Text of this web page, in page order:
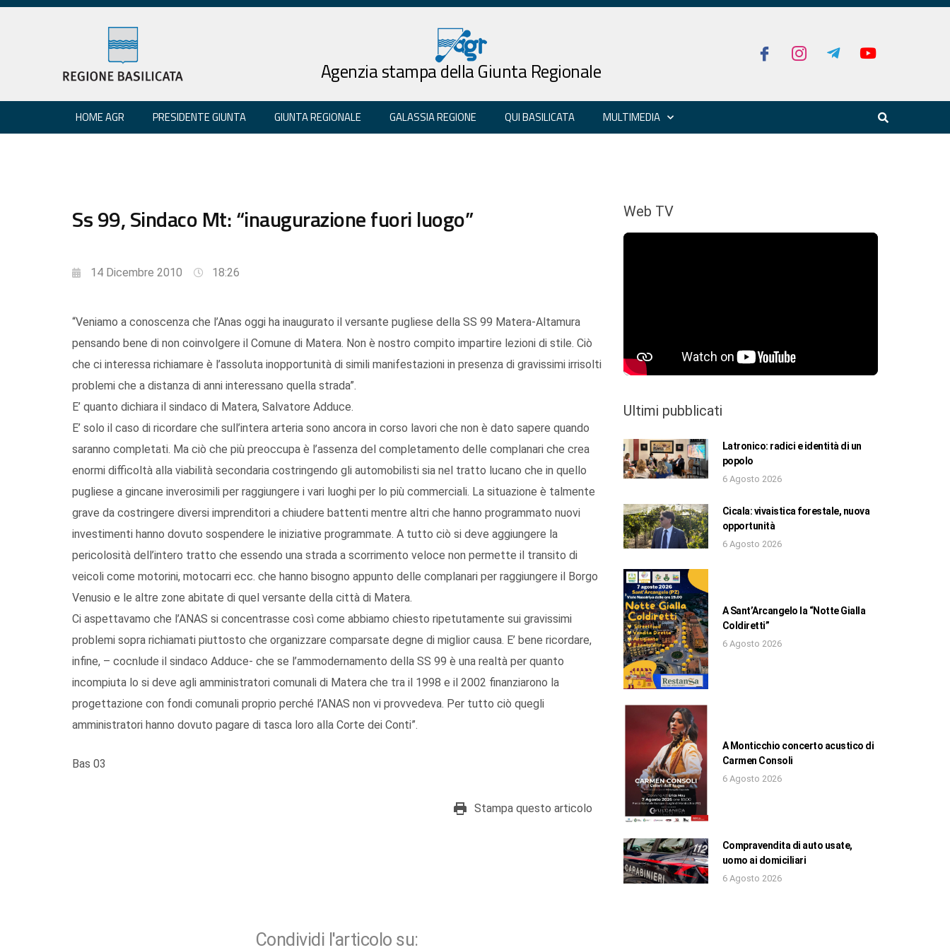
Agenzia stampa della Giunta Regionale
HOME AGR PRESIDENTE GIUNTA GIUNTA REGIONALE GALASSIA REGIONE QUI BASILICATA MULTIMEDIA
Ss 99, Sindaco Mt: “inaugurazione fuori luogo”
14 Dicembre 2010 18:26
“Veniamo a conoscenza che l’Anas oggi ha inaugurato il versante pugliese della SS 99 Matera-Altamura
pensando bene di non coinvolgere il Comune di Matera. Non è nostro compito impartire lezioni di stile. Ciò
che ci interessa richiamare è l’assoluta inopportunità di simili manifestazioni in presenza di gravissimi irrisolti
problemi che a distanza di anni interessano quella strada”.
E’ quanto dichiara il sindaco di Matera, Salvatore Adduce.
E’ solo il caso di ricordare che sull’intera arteria sono ancora in corso lavori che non è dato sapere quando
saranno completati. Ma ciò che più preoccupa è l’assenza del completamento delle complanari che crea
enormi difficoltà alla viabilità secondaria costringendo gli automobilisti sia nel tratto lucano che in quello
pugliese a gincane inverosimili per raggiungere i vari luoghi per lo più commerciali. La situazione è talmente
grave da costringere diversi imprenditori a chiudere battenti mentre altri che hanno programmato nuovi
investimenti hanno dovuto sospendere le iniziative programmate. A tutto ciò si deve aggiungere la
pericolosità dell’intero tratto che essendo una strada a scorrimento veloce non permette il transito di
veicoli come motorini, motocarri ecc. che hanno bisogno appunto delle complanari per raggiungere il Borgo
Venusio e le altre zone abitate di quel versante della città di Matera.
Ci aspettavamo che l’ANAS si concentrasse così come abbiamo chiesto ripetutamente sui gravissimi
problemi sopra richiamati piuttosto che organizzare comparsate degne di miglior causa. E’ bene ricordare,
infine, – cocnlude il sindaco Adduce- che se l’ammodernamento della SS 99 è una realtà per quanto
incompiuta lo si deve agli amministratori comunali di Matera che tra il 1998 e il 2002 finanziarono la
progettazione con fondi comunali proprio perché l’ANAS non vi provvedeva. Per tutto ciò quegli
amministratori hanno dovuto pagare di tasca loro alla Corte dei Conti”.
Bas 03
Stampa questo articolo
Condividi l'articolo su:
Web TV
Ultimi pubblicati
Latronico: radici e identità di un
popolo
6 Agosto 2026
Cicala: vivaistica forestale, nuova
opportunità
6 Agosto 2026
A Sant’Arcangelo la “Notte Gialla
Coldiretti”
6 Agosto 2026
A Monticchio concerto acustico di
Carmen Consoli
6 Agosto 2026
Compravendita di auto usate,
uomo ai domiciliari
6 Agosto 2026